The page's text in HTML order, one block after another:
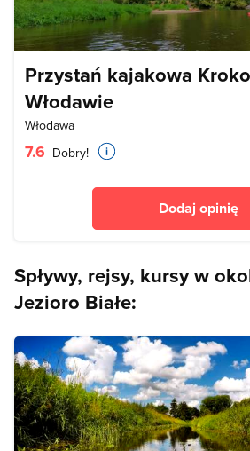
Przystań kajakowa
Włodawie
Włodawa
7.6 Dobry!
Dodaj opinię
Spływy, rejsy, kursy w
Jezioro Białe: